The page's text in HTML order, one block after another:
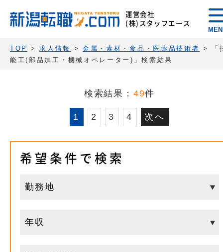
運営会社
(株)スタッフエース
TOP >求人情報 > 金属・素材・食品・医薬品技術者 >
「
能工(部品加工・機械オペレーター)」検索結果
検索結果： 49件
1 2 3 4 次へ
希望条件で検索